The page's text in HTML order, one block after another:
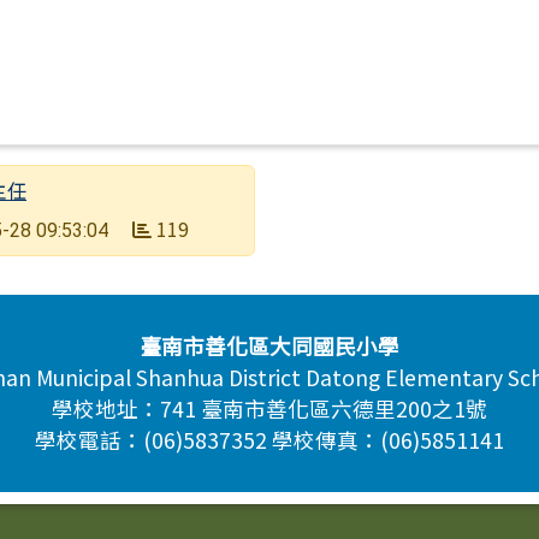
任
28 09:53:04 119
臺南市善化區大同國民小學
Municipal Shanhua District Datong Elementary
學校地址：741 臺南市善化區六德里200之1號
學校電話：(06)5837352 學校傳真：(06)5851141